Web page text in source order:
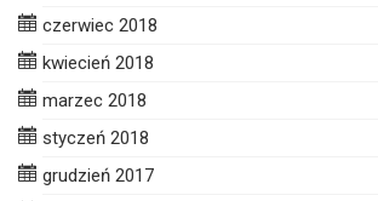
czerwiec 2018
kwiecień 2018
marzec 2018
styczeń 2018
grudzień 2017